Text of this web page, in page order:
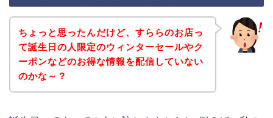
ちょっと思ったんだけど、すららのお店っ
て誕生日の人限定のウィンターセールやク
ーポンなどのお得な情報を配信していない
のかな～？